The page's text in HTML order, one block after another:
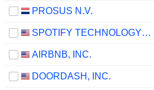
PROSUS N.V.
SPOTIFY TECHNOLOGY S.A.
AIRBNB, INC.
DOORDASH, INC.